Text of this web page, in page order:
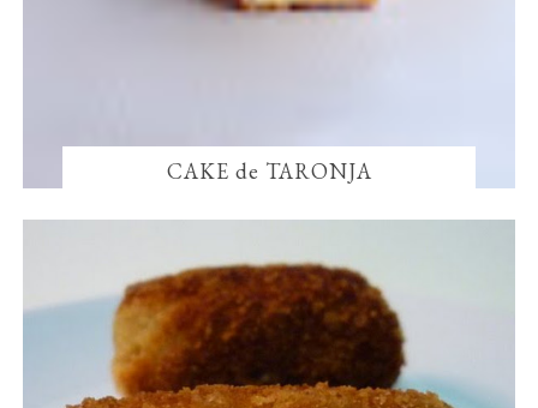
CAKE de TARONJA